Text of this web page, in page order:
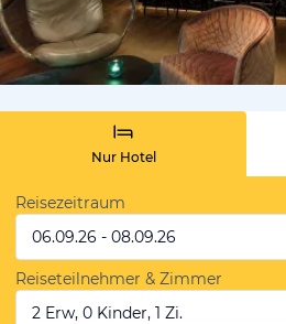
Nur Hotel
Reisezeitraum
06.09.26 - 08.09.26
Reiseteilnehmer & Zimmer
2 Erw, 0 Kinder, 1 Zi.